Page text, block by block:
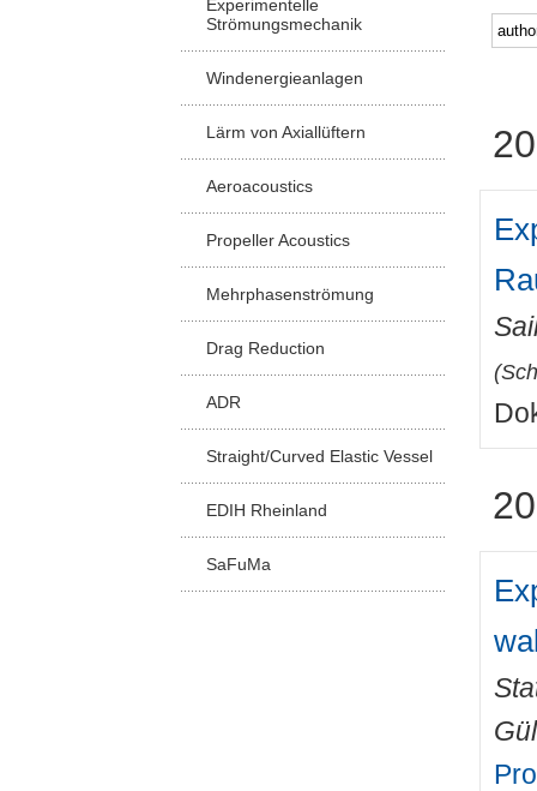
Experimentelle
Strömungsmechanik
Windenergieanlagen
Lärm von Axiallüftern
Aeroacoustics
Propeller Acoustics
Mehrphasenströmung
Drag Reduction
ADR
Straight/Curved Elastic Vessel
EDIH Rheinland
SaFuMa
(